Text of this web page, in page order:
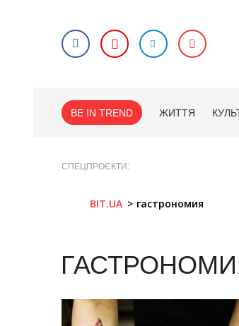
BE IN TREND ЖИТТЯ
СПЕЦПРОЄКТИ
BIT.UA гастрономия